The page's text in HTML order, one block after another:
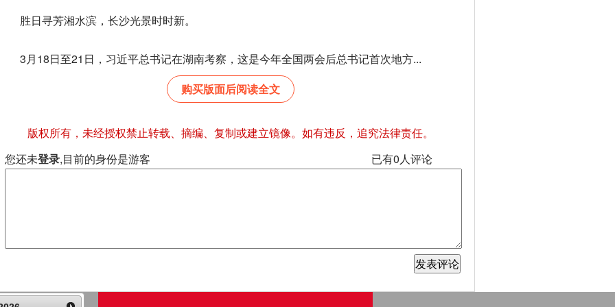
日寻芳湘水滨，长沙光景时时新。
月18日至21日，习近平总书记在湖南考察，这是今年全国两会后总书记首次地方...
购买版面后阅读全文
版权所有，未经授权禁止转载、摘编、复制或建立镜像。如有违反，追究法律责任。
您还未登录,目前的身份是游客 已有0人评论